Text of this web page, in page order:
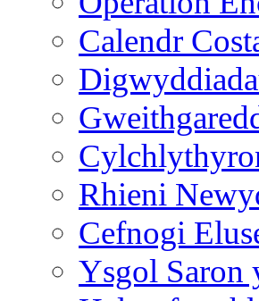
Calendr
Rhieni
Cefnogi
Ysgol Saron